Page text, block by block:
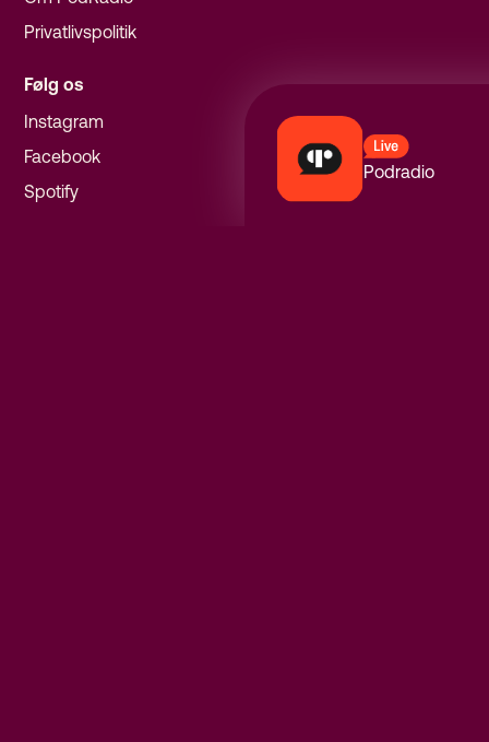
Podradio
Privatlivspolitik
Følg os
Instagram
Facebook
Spotify